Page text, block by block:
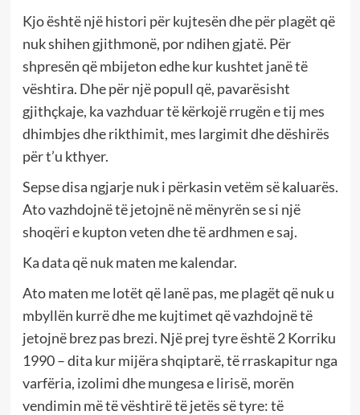
Kjo është një histori për kujtesën dhe për plagët që
nuk shihen gjithmonë, por ndihen gjatë. Për
shpresën që mbijeton edhe kur kushtet janë të
vështira. Dhe për një popull që, pavarësisht
gjithçkaje, ka vazhduar të kërkojë rrugën e tij mes
dhimbjes dhe rikthimit, mes largimit dhe dëshirës
për t’u kthyer.
Sepse disa ngjarje nuk i përkasin vetëm së kaluarës.
Ato vazhdojnë të jetojnë në mënyrën se si një
shoqëri e kupton veten dhe të ardhmen e saj.
Ka data që nuk maten me kalendar.
Ato maten me lotët që lanë pas, me plagët që nuk u
mbyllën kurrë dhe me kujtimet që vazhdojnë të
jetojnë brez pas brezi. Një prej tyre është 2 Korriku
1990 – dita kur mijëra shqiptarë, të rraskapitur nga
varfëria, izolimi dhe mungesa e lirisë, morën
vendimin më të vështirë të jetës së tyre: të